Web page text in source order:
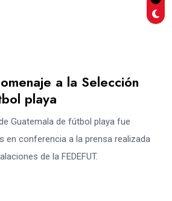
a la Selección
playa
Guatemala de fútbol playa fue
en conferencia a la prensa realizada
de la FEDEFUT.